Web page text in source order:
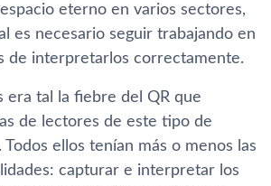
eterno en varios sectores,
es necesario seguir trabajando en
de interpretarlos correctamente.
era tal la fiebre del QR que
de lectores de este tipo de
Todos ellos tení­an más o menos las
capturar e interpretar los